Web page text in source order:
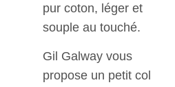
pur coton, léger et
souple au touché.
Gil Galway vous
propose un petit col